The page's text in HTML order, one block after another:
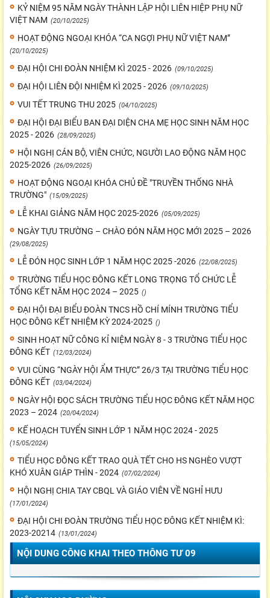
KỶ NIỆM 95 NĂM NGÀY THÀNH LẬP HỘI LIÊN HIỆP PHỤ NỮ
VIỆT NAM (20/10/2025)
HOẠT ĐỘNG NGOẠI KHÓA “CA NGỢI PHỤ NỮ VIỆT NAM”
(20/10/2025)
ĐẠI HỘI CHI ĐOÀN NHIỆM KÌ 2025 - 2026 (09/10/2025)
ĐẠI HỘI LIÊN ĐỘI NHIỆM KÌ 2025 - 2026 (09/10/2025)
VUI TẾT TRUNG THU 2025 (04/10/2025)
ĐẠI HỘI ĐẠI BIỂU BAN ĐẠI DIỆN CHA MẸ HỌC SINH NĂM HỌC
2025 - 2026 (28/09/2025)
HỘI NGHỊ CÁN BỘ, VIÊN CHỨC, NGƯỜI LAO ĐỘNG NĂM HỌC
2025-2026 (26/09/2025)
HOẠT ĐỘNG NGOẠI KHÓA CHỦ ĐỀ "TRUYỀN THỐNG NHÀ
TRƯỜNG" (15/09/2025)
LỄ KHAI GIẢNG NĂM HỌC 2025-2026 (05/09/2025)
NGÀY TỰU TRƯỜNG – CHÀO ĐÓN NĂM HỌC MỚI 2025 – 2026
(29/08/2025)
LỄ ĐÓN HỌC SINH LỚP 1 NĂM HỌC 2025 -2026 (22/08/2025)
TRƯỜNG TIỂU HỌC ĐÔNG KẾT LONG TRỌNG TỔ CHỨC LỄ
TỔNG KẾT NĂM HỌC 2024 – 2025 ()
ĐẠI HỘI ĐẠI BIỂU ĐOÀN TNCS HỒ CHÍ MÍNH TRƯỜNG TIỂU
HỌC ĐÔNG KẾT NHIỆM KỲ 2024-2025 ()
SINH HOẠT NỮ CÔNG KỈ NIỆM NGÀY 8 - 3 TRƯỜNG TIỂU HỌC
ĐÔNG KẾT (12/03/2024)
VUI CÙNG “NGÀY HỘI ẨM THỰC” 26/3 TẠI TRƯỜNG TIỂU HỌC
ĐÔNG KẾT (03/04/2024)
NGÀY HỘI ĐỌC SÁCH TRƯỜNG TIỂU HỌC ĐÔNG KẾT NĂM HỌC
2023 – 2024 (20/04/2024)
KẾ HOẠCH TUYỂN SINH LỚP 1 NĂM HỌC 2024 - 2025
(15/05/2024)
TIỂU HỌC ĐÔNG KẾT TRAO QUÀ TẾT CHO HS NGHÈO VƯỢT
KHÓ XUÂN GIÁP THÌN - 2024 (07/02/2024)
HỘI NGHỊ CHIA TAY CBQL VÀ GIÁO VIÊN VỀ NGHỈ HƯU
(17/01/2024)
ĐẠI HỘI CHI ĐOÀN TRƯỜNG TIỂU HỌC ĐÔNG KẾT NHIỆM KÌ:
2023-20214 (13/01/2024)
NỘI DUNG CÔNG KHAI THEO THÔNG TƯ 09